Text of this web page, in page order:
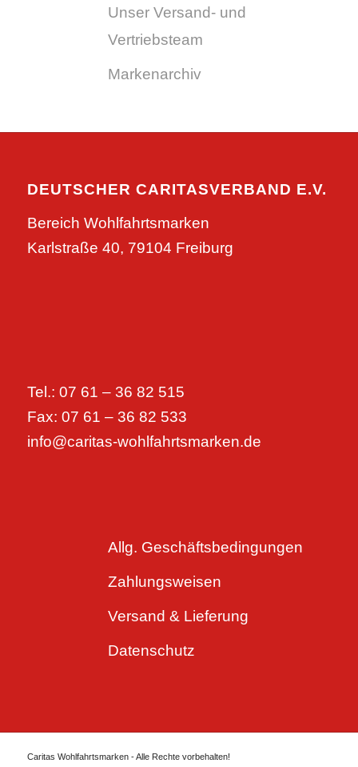
Unser Versand- und
Vertriebsteam
Markenarchiv
DEUTSCHER CARITASVERBAND E.V.
Bereich Wohlfahrtsmarken
Karlstraße 40, 79104 Freiburg
Tel.: 07 61 – 36 82 515
Fax: 07 61 – 36 82 533
info@caritas-wohlfahrtsmarken.de
Allg. Geschäftsbedingungen
Zahlungsweisen
Versand & Lieferung
Datenschutz
Caritas Wohlfahrtsmarken - Alle Rechte vorbehalten!